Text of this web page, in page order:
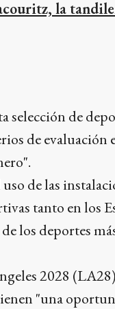
la
selección de
de
de las
tanto en los
los deportes
2028
"una